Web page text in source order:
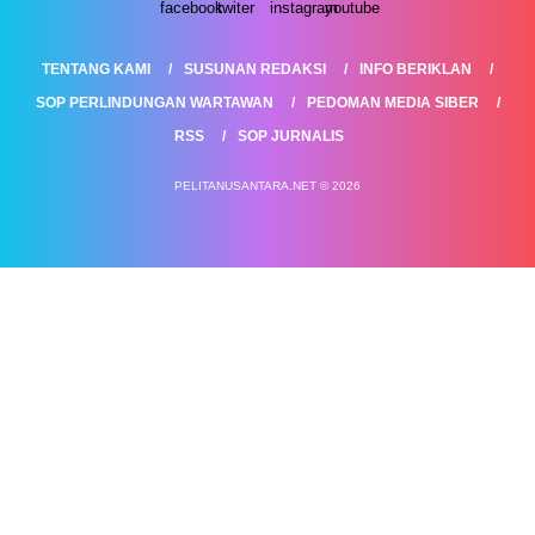
TENTANG KAMI SUSUNAN REDAKSI
INFO BERIKLAN
SOP PERLINDUNGAN WARTAWAN
PEDOMAN MEDIA SIBER
RSS
SOP JURNALIS
PELITANUSANTARA.NET © 2026